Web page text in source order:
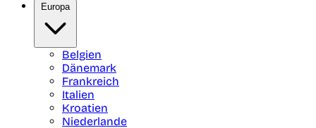
Europa
Belgien
Dänemark
Frankreich
Italien
Kroatien
Niederlande